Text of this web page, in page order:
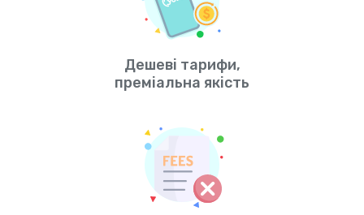
Дешеві тарифи,
преміальна якість